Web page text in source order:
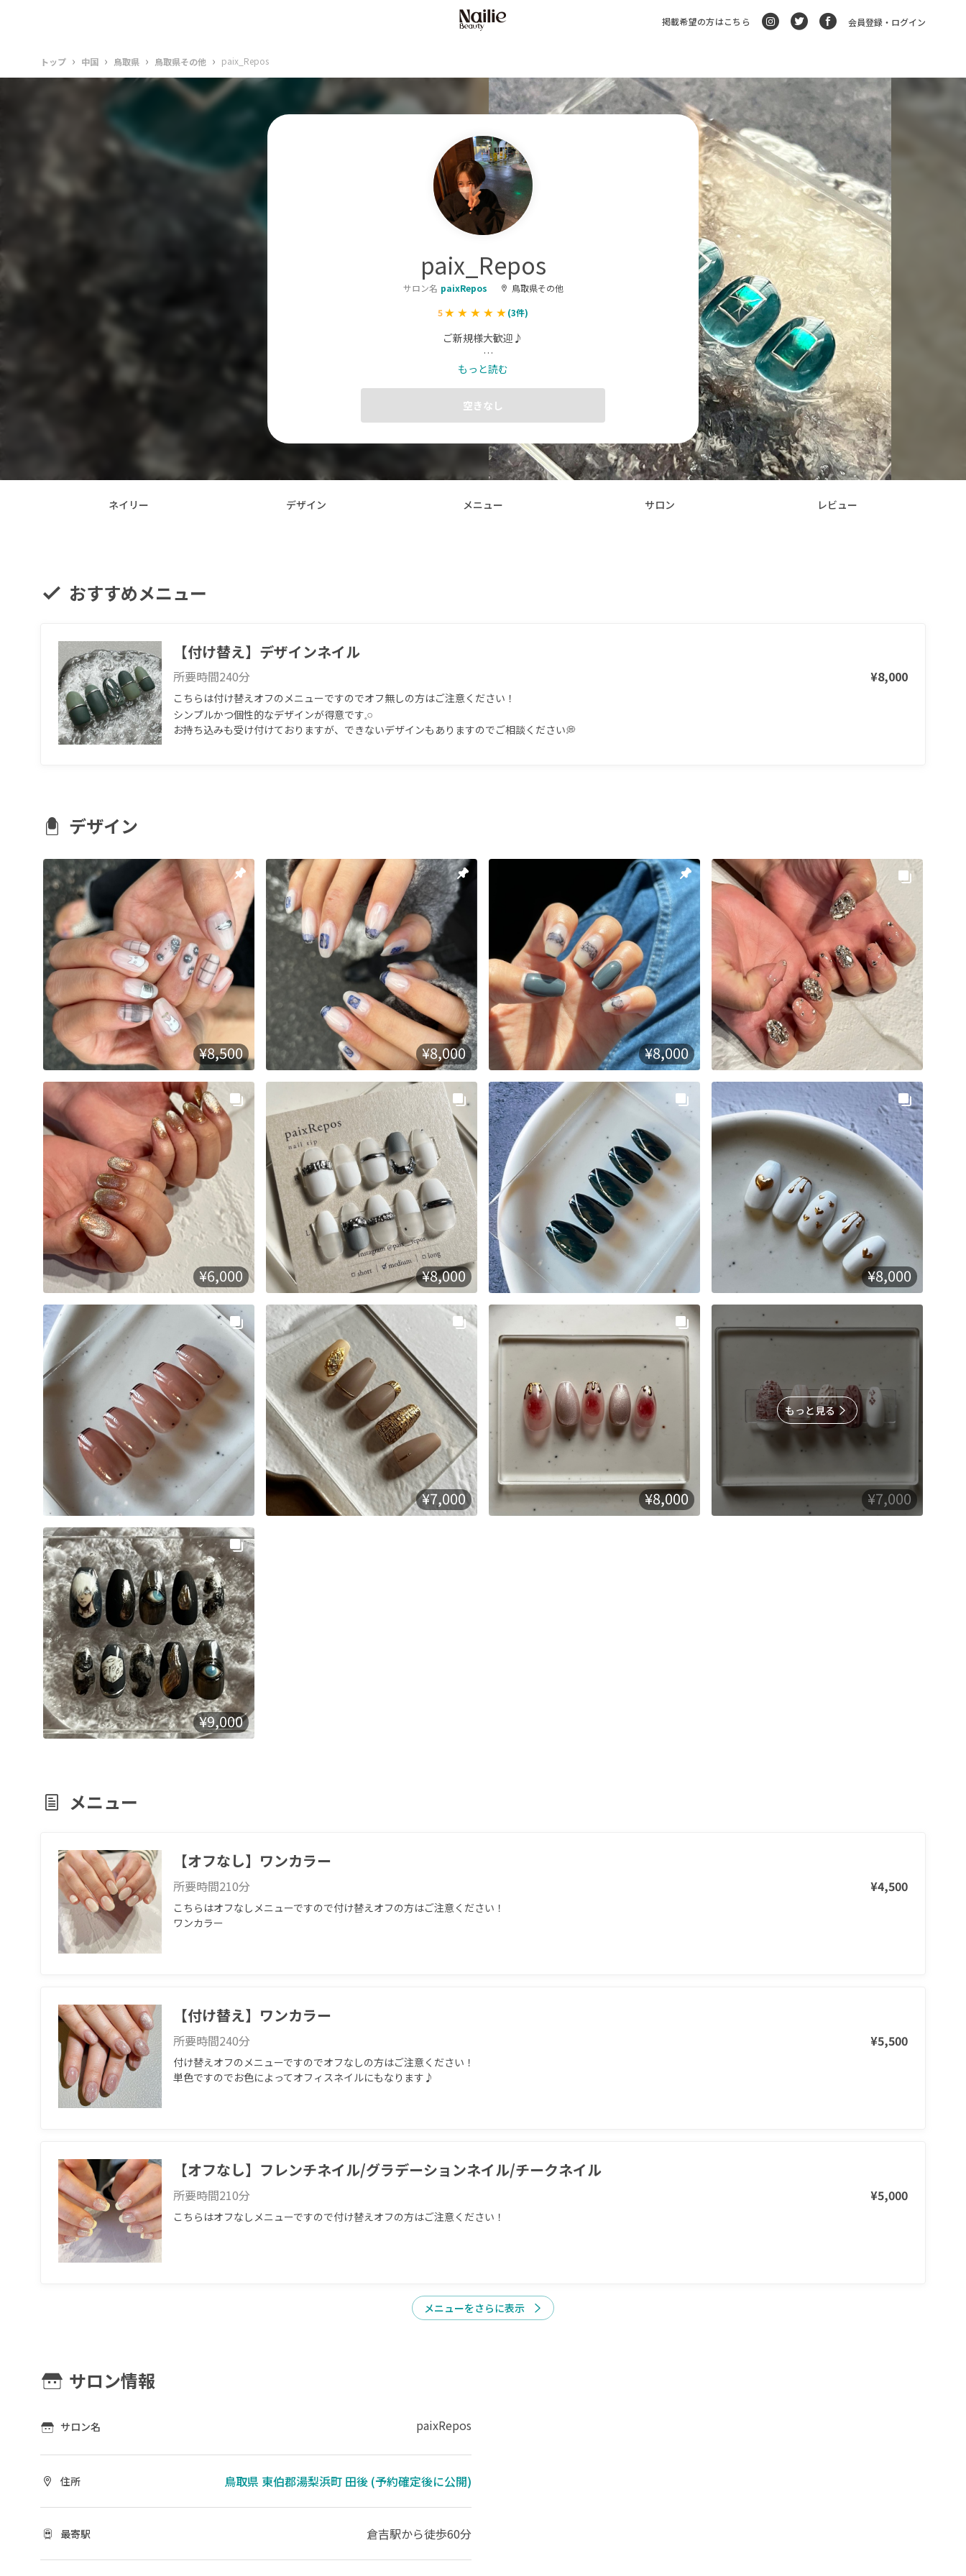
掲載希望の方はこちら 会員登録・ログイン
トップ › 中国 › 鳥取県 › 鳥取県その他 › paix_Repos
paix_Repos
サロン名 paixRepos
鳥取県その他
5
(3件)
ご新規様大歓迎♪
ワンカラー･フレンチ･シンプル大人気です!
長さ出しは承っておりませんが亀裂補習は承ります◎
漫画・アニメが好きで痛ネイル等しますが、ご希望の方は予めメッセージにてご連絡く
ご予約お待ちしております𓈒𓏸︎︎︎︎
もっと読む
空きなし
ネイリー デザイン メニュー サロン レビュー
おすすめメニュー
【付け替え】デザインネイル
所要時間240分 ¥8,000
こちらは付け替えオフのメニューですのでオフ無しの方はご注意ください！
シンプルかつ個性的なデザインが得意です𓈒𓏸︎︎︎︎
お持ち込みも受け付けておりますが、できないデザインもありますのでご相談ください💭
デザイン
¥8,500 ¥8,000 ¥8,000
¥6,000 ¥8,000 ¥8,000
¥7,000 ¥8,000 ¥7,000
もっと見る
¥9,000
メニュー
【オフなし】ワンカラー
所要時間210分 ¥4,500
こちらはオフなしメニューですので付け替えオフの方はご注意ください！
ワンカラー
【付け替え】ワンカラー
所要時間240分 ¥5,500
付け替えオフのメニューですのでオフなしの方はご注意ください！
単色ですのでお色によってオフィスネイルにもなります♪
【オフなし】フレンチネイル/グラデーションネイル/チークネイル
所要時間210分 ¥5,000
こちらはオフなしメニューですので付け替えオフの方はご注意ください！
メニューをさらに表示
サロン情報
サロン名 paixRepos
住所 鳥取県 東伯郡湯梨浜町 田後 (予約確定後に公開)
最寄駅 倉吉駅から徒歩60分